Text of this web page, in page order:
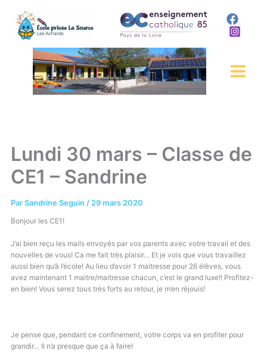
contenu
Lundi 30 mars – Classe de
CE1 – Sandrine
ParSandrine Seguin / 29 mars 2020
Bonjour les CE1!
J’ai bien reçu les mails envoyés par vos parents avec votre travail et des
nouvelles de vous! Ca me fait très plaisir… Et je vois que vous travaillez
aussi bien qu’à l’école! Au lieu d’avoir 1 maitresse pour 26 élèves, vous
avez maintenant 1 maitre/maitresse chacun, c’est le grand luxe!! Profitez-
en bien! Vous serez tous très forts au retour, je m’en réjouis!
Je pense que, pendant ce confinement, votre corps va en profiter pour
grandir… Il n’a presque que ça à faire!